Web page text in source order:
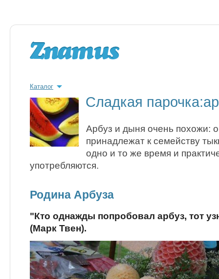
Каталог
Сладкая
Арбуз и дыня очень похожи:
принадлежат к семейству
одно и то же время и
употребляются.
Родина Арбуза
"Кто однажды попробовал арбуз, тот
(Марк Твен).